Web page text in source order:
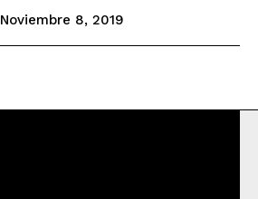
Noviembre 8, 2019